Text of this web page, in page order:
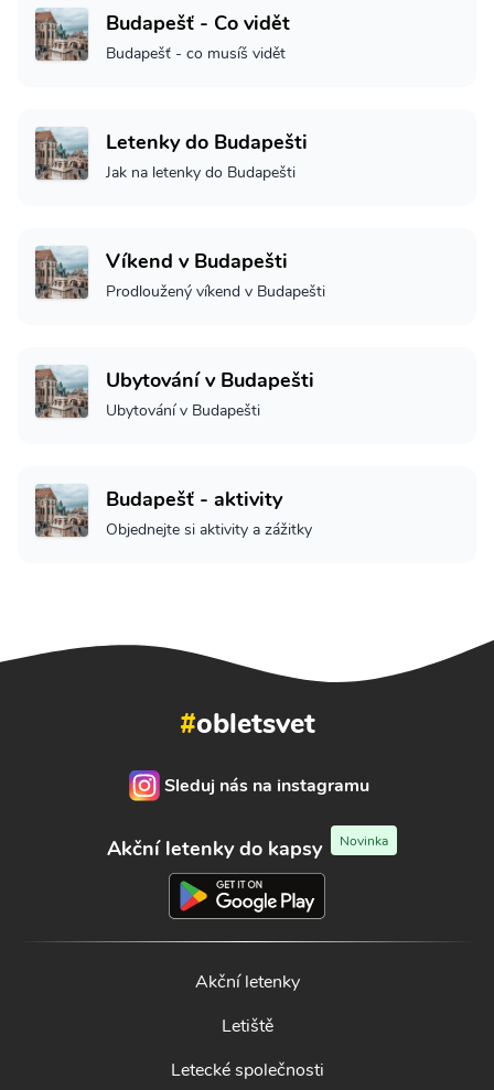
Budapešť - Co vidět
Budapešť - co musíš vidět
Letenky do Budapešti
Jak na letenky do Budapešti
Víkend v Budapešti
Prodloužený víkend v Budapešti
Ubytování v Budapešti
Ubytování v Budapešti
Budapešť - aktivity
Objednejte si aktivity a zážitky
#obletsvet
Sleduj nás na instagramu
Akční letenky do kapsy Novinka
Akční letenky
Letiště
Letecké společnosti